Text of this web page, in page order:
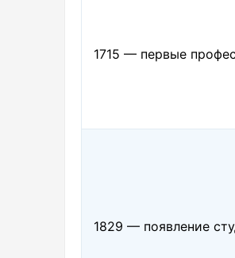
1715 — первые
1829 — появление